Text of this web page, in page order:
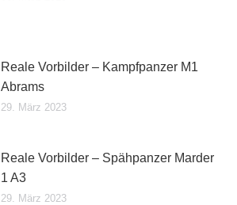
Reale Vorbilder – Kampfpanzer M1
Abrams
29. März 2023
Reale Vorbilder – Spähpanzer Marder
1 A3
29. März 2023